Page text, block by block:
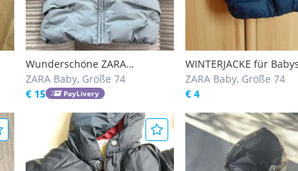
Wunderschöne ZARA
Babyjacke hellblau - Gr. 74 (6-9
Monate) - fast neu
ZARA Baby, Größe 74
€ 15
PayLivery
WINTERJACKE für
ZARA Baby, Größe 74
€ 4